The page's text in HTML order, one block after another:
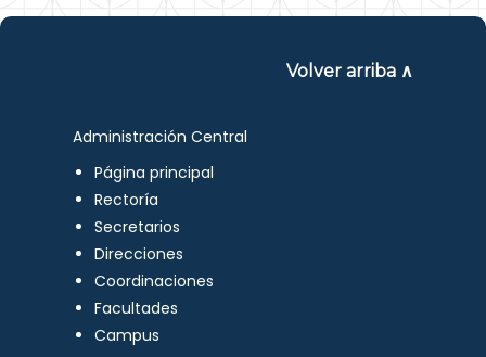
Volver arriba ∧
Administración Central
Página principal
Rectoría
Secretarios
Direcciones
Coordinaciones
Facultades
Campus